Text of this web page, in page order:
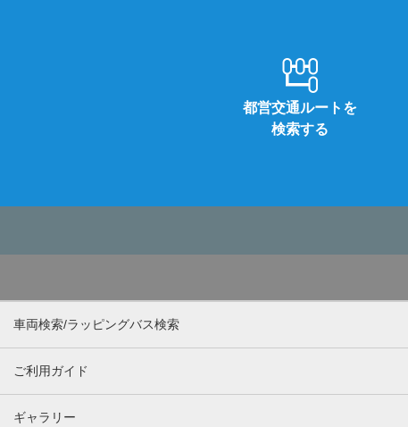
都営交通ルートを
検索する
車両検索/ラッピングバス検索
ご利用ガイド
ギャラリー